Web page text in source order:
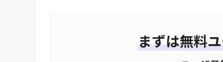
まずは無料